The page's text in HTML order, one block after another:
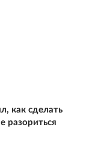
как сделать
разориться